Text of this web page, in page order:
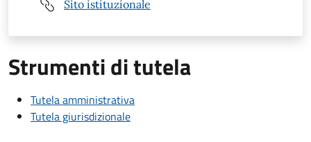
Sito istituzionale
Strumenti di tutela
Tutela amministrativa
Tutela giurisdizionale